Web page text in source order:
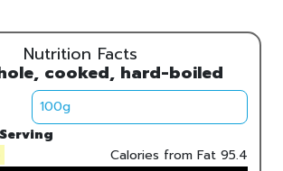
Nutrition Facts
cooked, hard-boiled
Calories from Fat 95.4